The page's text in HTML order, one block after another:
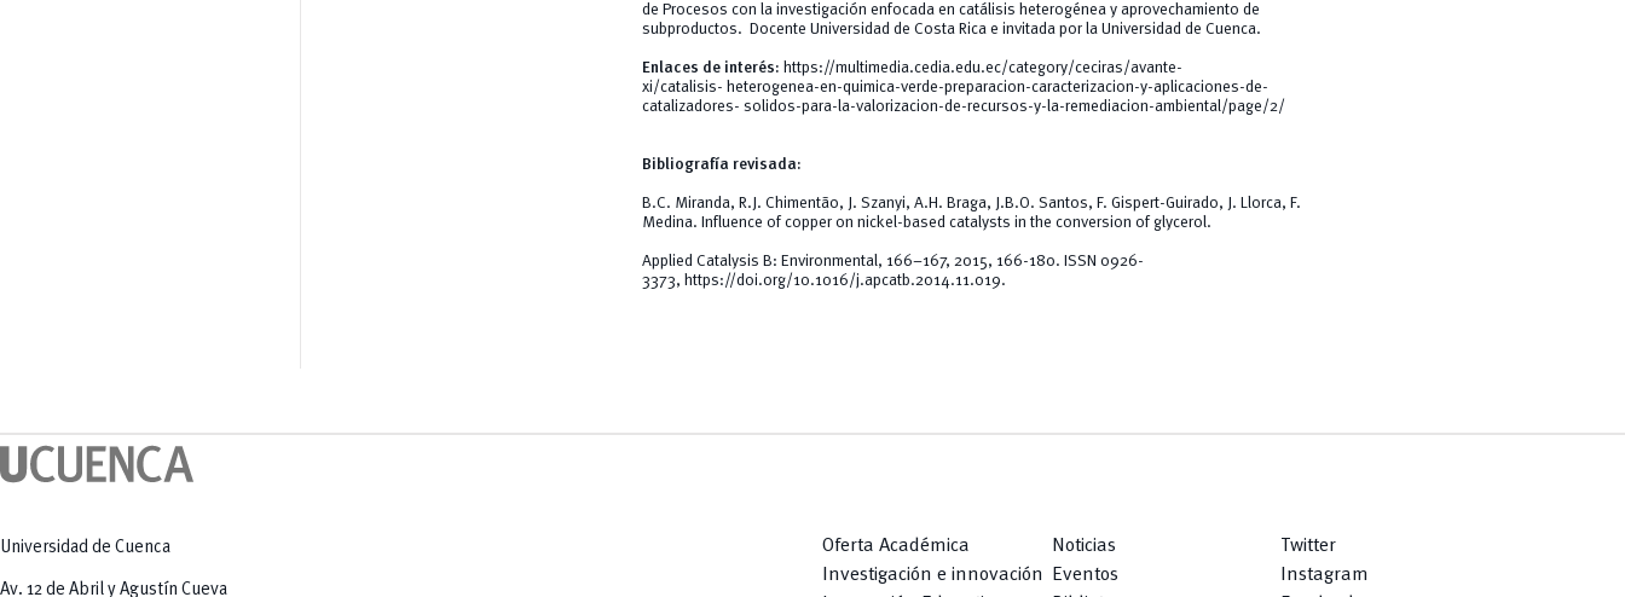
de Procesos con la investigación enfocada en catálisis heterogénea y aprovechamiento de
subproductos. Docente Universidad de Costa Rica e invitada por la Universidad de Cuenca.
Enlaces de interés: https://multimedia.cedia.edu.ec/category/ceciras/avante-
xi/catalisis- heterogenea-en-quimica-verde-preparacion-caracterizacion-y-aplicaciones-de-
catalizadores- solidos-para-la-valorizacion-de-recursos-y-la-remediacion-ambiental/page/2/
Bibliografía revisada:
B.C. Miranda, R.J. Chimentão, J. Szanyi, A.H. Braga, J.B.O. Santos, F. Gispert-Guirado, J. Llorca, F.
Medina. Influence of copper on nickel-based catalysts in the conversion of glycerol.
Applied Catalysis B: Environmental, 166–167, 2015, 166-180. ISSN 0926-
3373, https://doi.org/10.1016/j.apcatb.2014.11.019.
Universidad de Cuenca
Av. 12 de Abril y Agustín Cueva
Oferta Académica
Investigación e innovación
Noticias
Eventos
Twitter
Instagram